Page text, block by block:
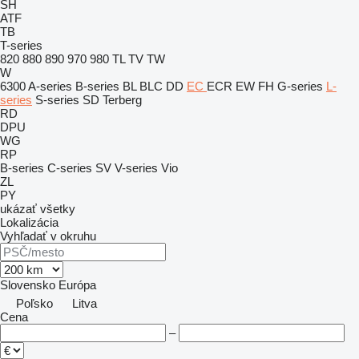
SH
ATF
TB
T-series
820 880 890 970 980 TL TV TW
W
6300A-series B-series BL BLC DD EC ECR EW FH G-series L-
series S-series SD Terberg
RD
DPU
WG
RP
B-series C-series SV V-series Vio
ZL
PY
ukázať všetky
Lokalizácia
Vyhľadať v okruhu
Slovensko Európa
Poľsko
Litva
Cena
–